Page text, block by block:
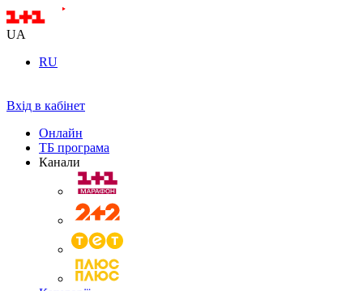
UA
RU
Вхід в кабінет
Онлайн
ТБ програма
Канали